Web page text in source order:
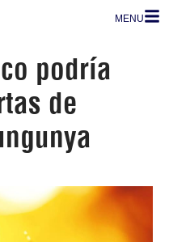
MENU
podría
de